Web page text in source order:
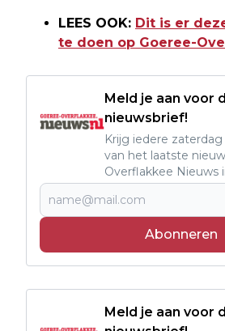
LEES OOK: Dit is er
te doen op Goeree-
Meld je aan voor
nieuwsbrief!
Krijg iedere
van het laatste
Overflakkee Nieuws
Abonneren
Meld je aan voor